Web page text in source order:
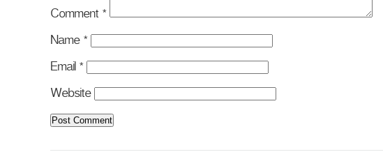
Comment *
Name *
Email *
Website